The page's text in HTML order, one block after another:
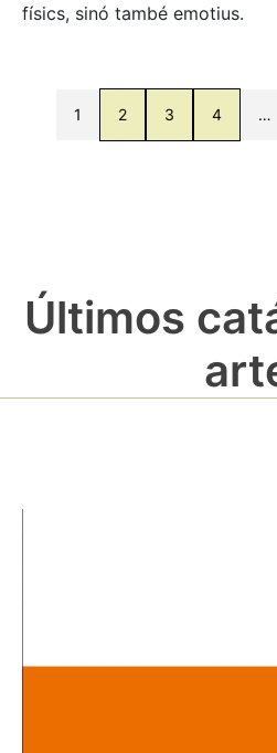
físics, sinó també emotius.
1 2 3 4 …
Últimos